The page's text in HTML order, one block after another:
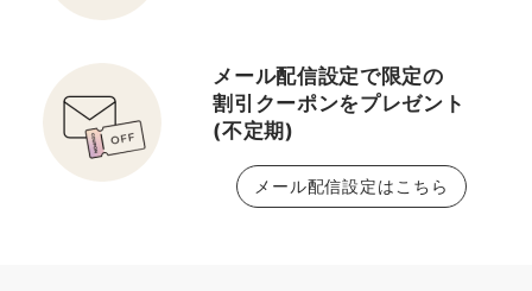
メール配信設定で限定の
割引クーポンをプレゼント
(不定期)
メール配信設定はこちら